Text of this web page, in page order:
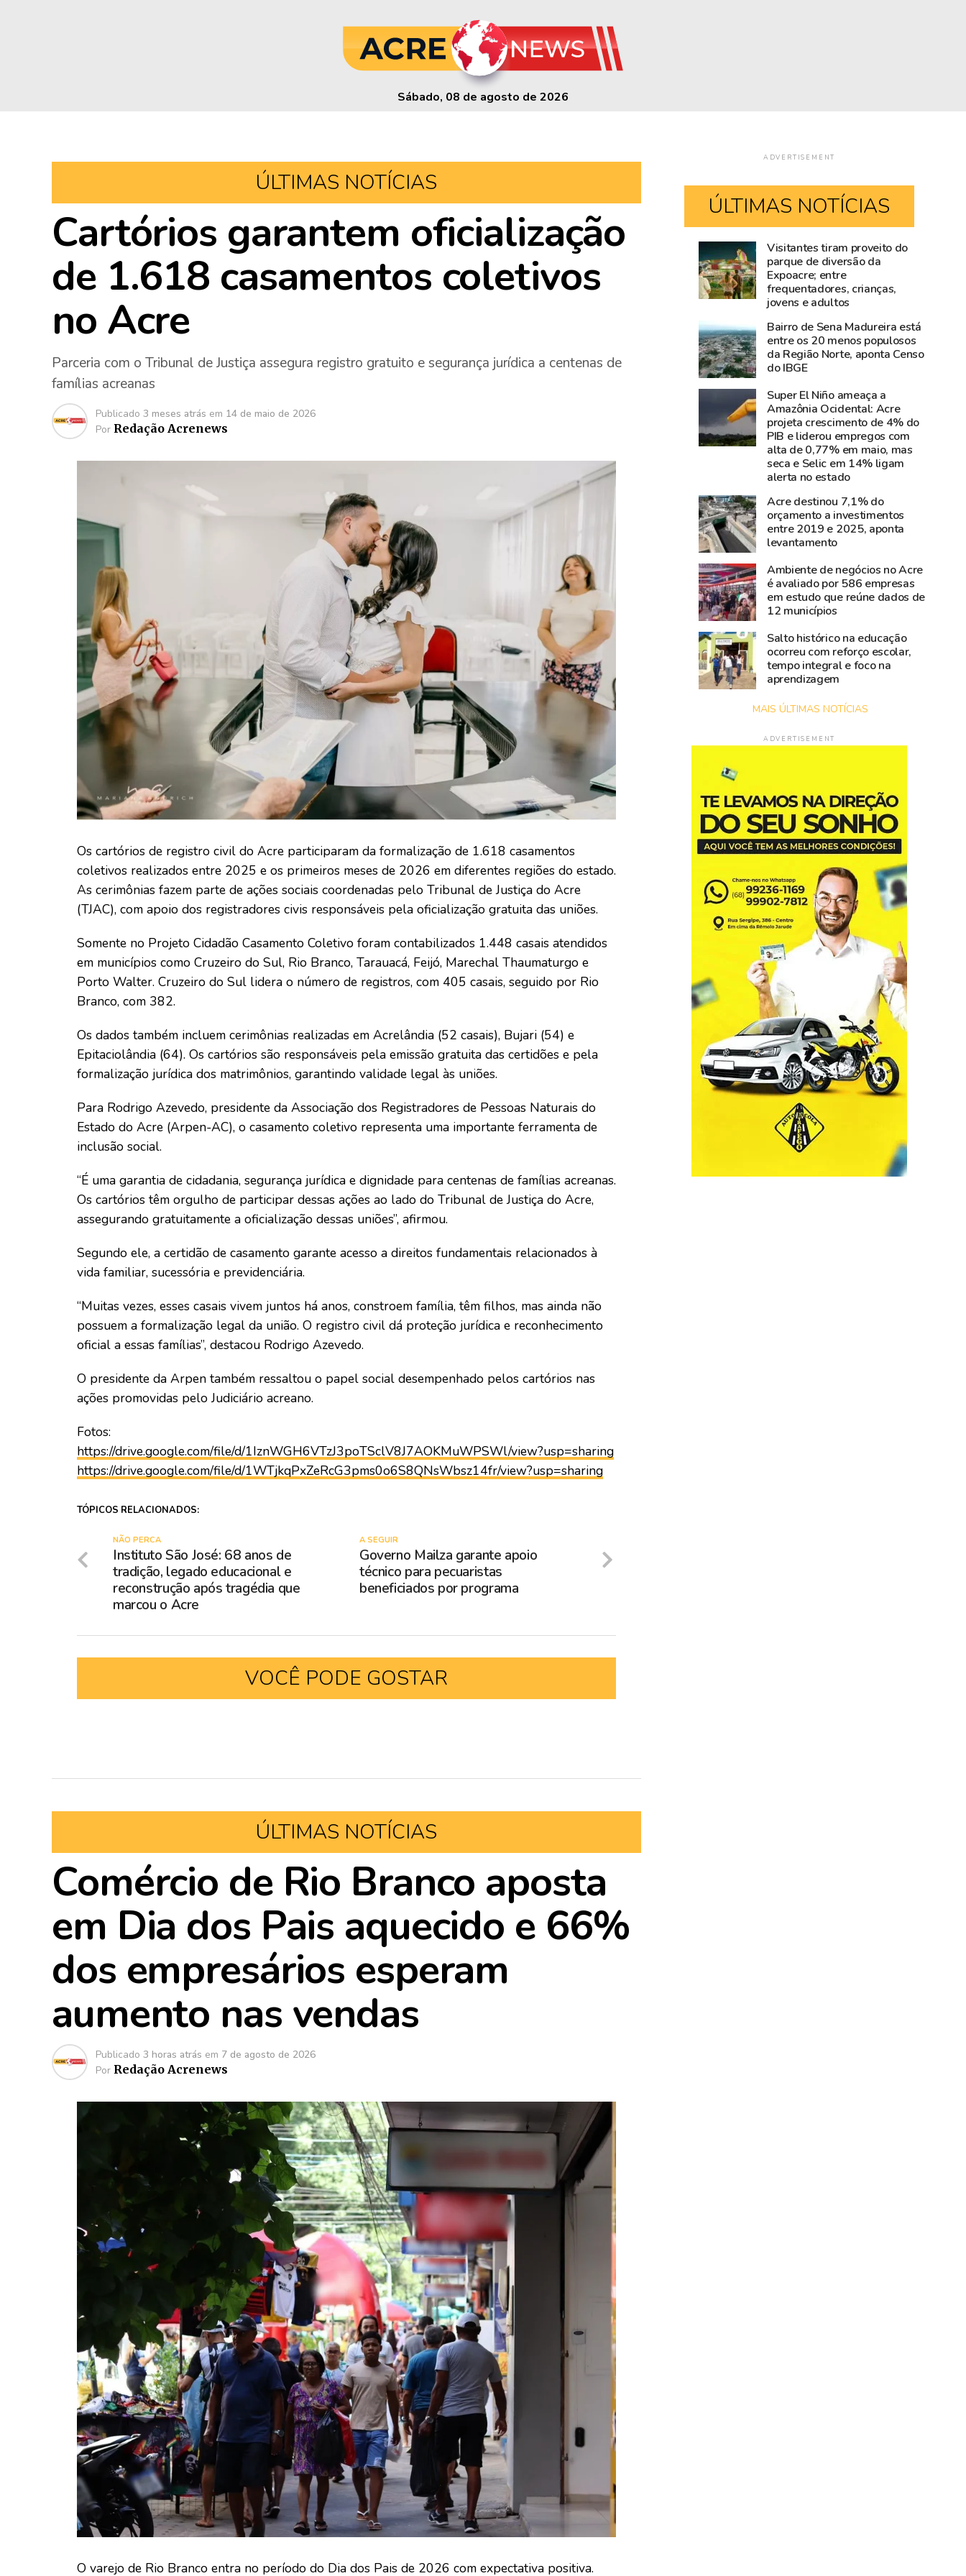
Sábado, 08 de agosto de 2026
ÚLTIMAS NOTÍCIAS
Cartórios garantem oficialização
de 1.618 casamentos coletivos
no Acre
Parceria com o Tribunal de Justiça assegura registro gratuito e segurança jurídica a centenas de
famílias acreanas
Publicado 3 meses atrás em 14 de maio de 2026
Por Redação Acrenews
Os cartórios de registro civil do Acre participaram da formalização de 1.618 casamentos
coletivos realizados entre 2025 e os primeiros meses de 2026 em diferentes regiões do estado.
As cerimônias fazem parte de ações sociais coordenadas pelo Tribunal de Justiça do Acre
(TJAC), com apoio dos registradores civis responsáveis pela oficialização gratuita das uniões.
Somente no Projeto Cidadão Casamento Coletivo foram contabilizados 1.448 casais atendidos
em municípios como Cruzeiro do Sul, Rio Branco, Tarauacá, Feijó, Marechal Thaumaturgo e
Porto Walter. Cruzeiro do Sul lidera o número de registros, com 405 casais, seguido por Rio
Branco, com 382.
Os dados também incluem cerimônias realizadas em Acrelândia (52 casais), Bujari (54) e
Epitaciolândia (64). Os cartórios são responsáveis pela emissão gratuita das certidões e pela
formalização jurídica dos matrimônios, garantindo validade legal às uniões.
Para Rodrigo Azevedo, presidente da Associação dos Registradores de Pessoas Naturais do
Estado do Acre (Arpen-AC), o casamento coletivo representa uma importante ferramenta de
inclusão social.
“É uma garantia de cidadania, segurança jurídica e dignidade para centenas de famílias acreanas.
Os cartórios têm orgulho de participar dessas ações ao lado do Tribunal de Justiça do Acre,
assegurando gratuitamente a oficialização dessas uniões”, afirmou.
Segundo ele, a certidão de casamento garante acesso a direitos fundamentais relacionados à
vida familiar, sucessória e previdenciária.
“Muitas vezes, esses casais vivem juntos há anos, constroem família, têm filhos, mas ainda não
possuem a formalização legal da união. O registro civil dá proteção jurídica e reconhecimento
oficial a essas famílias”, destacou Rodrigo Azevedo.
O presidente da Arpen também ressaltou o papel social desempenhado pelos cartórios nas
ações promovidas pelo Judiciário acreano.
Fotos:
https://drive.google.com/file/d/1IznWGH6VTzJ3poTSclV8J7AOKMuWPSWl/view?usp=sharing
https://drive.google.com/file/d/1WTjkqPxZeRcG3pms0o6S8QNsWbsz14fr/view?usp=sharing
TÓPICOS RELACIONADOS:
A SEGUIR
Governo Mailza garante apoio
técnico para pecuaristas
beneficiados por programa
NÃO PERCA
Instituto São José: 68 anos de
tradição, legado educacional e
reconstrução após tragédia que
marcou o Acre
VOCÊ PODE GOSTAR
ÚLTIMAS NOTÍCIAS
Comércio de Rio Branco aposta
em Dia dos Pais aquecido e 66%
dos empresários esperam
aumento nas vendas
Publicado 3 horas atrás em 7 de agosto de 2026
Por Redação Acrenews
O varejo de Rio Branco entra no período do Dia dos Pais de 2026 com expectativa positiva.
ADVERTISEMENT
ÚLTIMAS NOTÍCIAS
Mailza
tieta
Ana
diz
que
show
cantora
foi
um
sucesso
da
Expoacre
2026
Blog
do
Accioly:
perde
Carlos
Pinto,
criador
Shampoo
Esperança
empreendedorismo
amazônico
Visitantes tiram proveito do
parque de diversão da
Expoacre; entre
frequentadores, crianças,
jovens e adultos
Bairro de Sena Madureira está
entre os 20 menos populosos
da Região Norte, aponta Censo
do IBGE
Super El Niño ameaça a
Amazônia Ocidental: Acre
projeta crescimento de 4% do
PIB e liderou empregos com
alta de 0,77% em maio, mas
seca e Selic em 14% ligam
alerta no estado
Acre destinou 7,1% do
orçamento a investimentos
entre 2019 e 2025, aponta
levantamento
Ambiente de negócios no Acre
é avaliado por 586 empresas
em estudo que reúne dados de
12 municípios
Salto histórico na educação
ocorreu com reforço escolar,
tempo integral e foco na
aprendizagem
MAIS ÚLTIMAS NOTÍCIAS
ADVERTISEMENT